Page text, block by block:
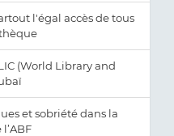
l'égal accès de tous
(World Library and
et sobriété dans la